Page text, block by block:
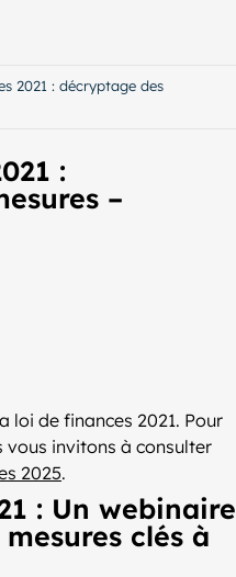
principal
2021 : décryptage des
:
–
loi de finances 2021. Pour
vous invitons à consulter
2025.
: Un webinaire
clés à